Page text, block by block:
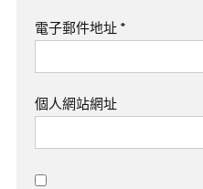
電子郵件地址 *
個人網站網址